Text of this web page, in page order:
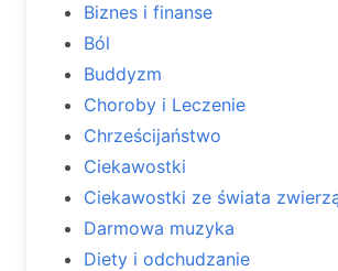
Biznes i finanse
Ból
Buddyzm
Choroby i Leczenie
Chrześcijaństwo
Ciekawostki
Ciekawostki ze świata
Darmowa muzyka
Diety i odchudzanie